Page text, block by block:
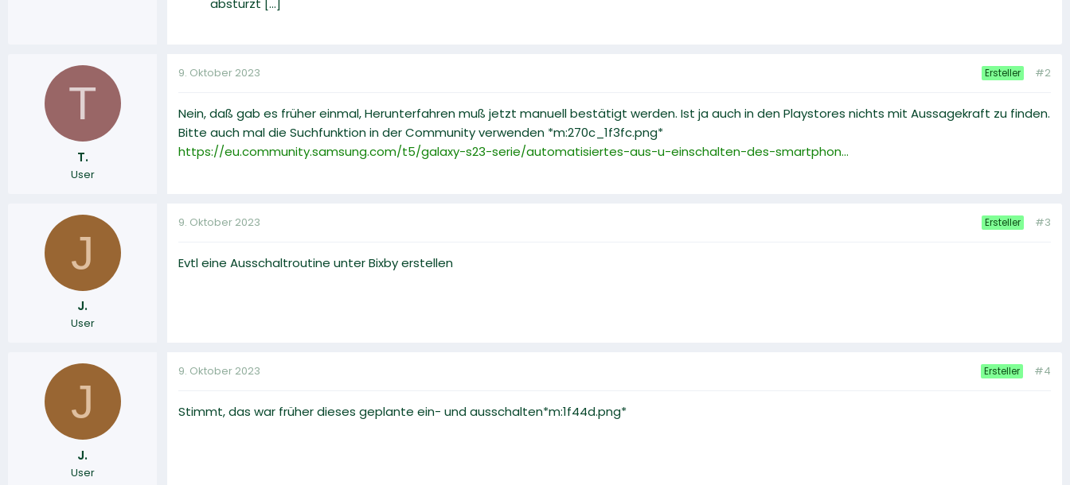
abstürzt [...]
T
T.
User
9. Oktober 2023 Ersteller #2
Nein, daß gab es früher einmal, Herunterfahren muß jetzt manuell bestätigt werden. Ist ja auch in den Playstores nichts mit Aussagekraft zu finden.
Bitte auch mal die Suchfunktion in der Community verwenden *m:270c_1f3fc.png*
https://eu.community.samsung.com/t5/galaxy-s23-serie/automatisiertes-aus-u-einschalten-des-smartphon...
J
J.
User
9. Oktober 2023 Ersteller #3
Evtl eine Ausschaltroutine unter Bixby erstellen
J
J.
User
9. Oktober 2023 Ersteller #4
Stimmt, das war früher dieses geplante ein- und ausschalten*m:1f44d.png*